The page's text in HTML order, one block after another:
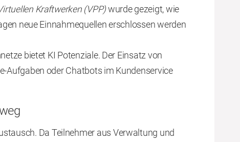
Kraftwerken (VPP)wurde gezeigt, wie
neue Einnahmequellen erschlossen werden
bietet KI Potenziale. Der Einsatz von
Aufgaben oder Chatbots im Kundenservice
Da Teilnehmer aus Verwaltung und